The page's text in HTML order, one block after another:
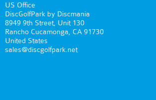
US Office
DiscGolfPark by Discmania
8949 9th Street, Unit 130
Rancho Cucamonga, CA 91730
United States
sales@discgolfpark.net